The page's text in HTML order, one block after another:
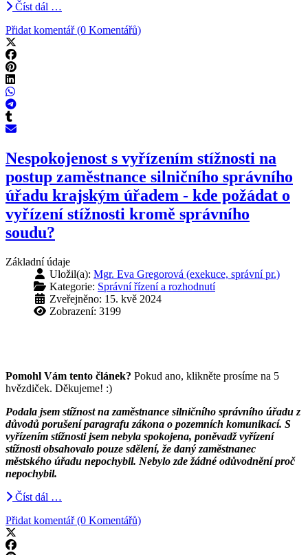
Číst dál …
Přidat komentář (0 Komentářů)
Nespokojenost s vyřízením stížnosti na
postup zaměstnance silničního správního
úřadu krajským úřadem - kde požádat o
vyřízení stížnosti kromě správního
soudu?
Základní údaje
Uložil(a): Mgr. Eva Gregorová (exekuce, správní pr.)
Kategorie: Správní řízení a rozhodnutí
Zveřejněno: 15. kvě 2024
Zobrazení: 3199
Pomohl Vám tento článek? Pokud ano, klikněte prosíme na 5
hvězdiček. Děkujeme! :)
Podala jsem stížnost na zaměstnance silničního správního úřadu z
důvodů porušení paragrafu zákona o pozemních komunikací. S
vyřízením stížnosti jsem nebyla spokojena, poněvadž vyřízení
stížnosti obsahovalo pouze sdělení, že daný zaměstnanec
městského úřadu nepochybil. Nebylo zde žádné odůvodnění proč
nepochybil.
Číst dál …
Přidat komentář (0 Komentářů)